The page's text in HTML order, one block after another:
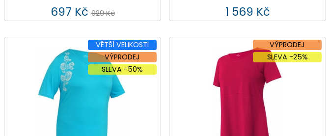
697 Kč 929 Kč 1 569 Kč
VĚTŠÍ VELIKOSTI
VÝPRODEJ
SLEVA -50%
VÝPRODEJ
SLEVA -25%